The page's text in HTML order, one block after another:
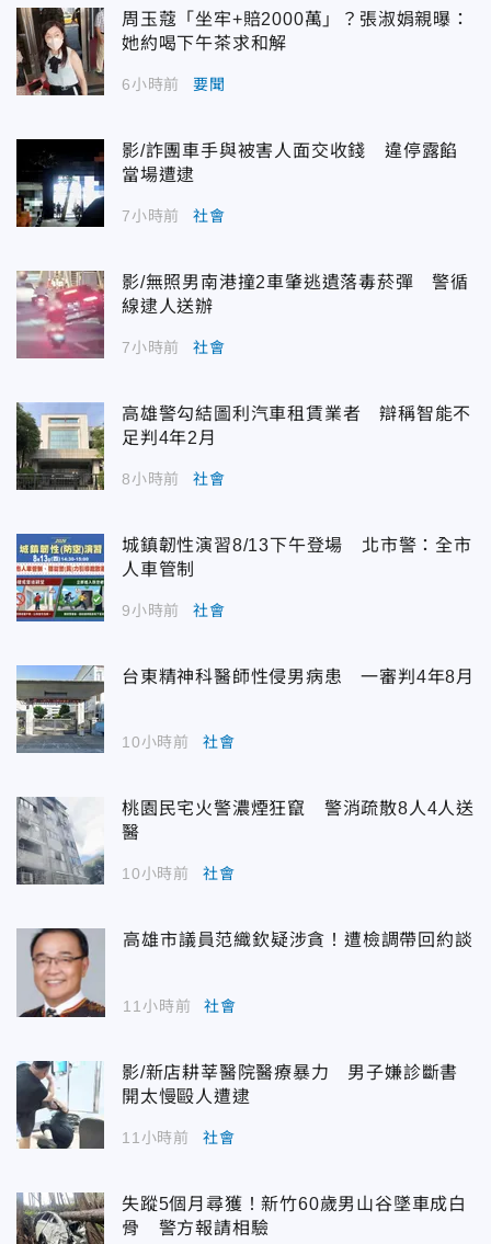
周玉蔻「坐牢+賠2000萬」？張淑娟親曝：
她約喝下午茶求和解
6小時前 要聞
影/詐團車手與被害人面交收錢 違停露餡
當場遭逮
7小時前 社會
影/無照男南港撞2車肇逃遺落毒菸彈 警循
線逮人送辦
7小時前 社會
高雄警勾結圖利汽車租賃業者 辯稱智能不
足判4年2月
8小時前 社會
城鎮韌性演習8/13下午登場 北市警：全市
人車管制
9小時前 社會
台東精神科醫師性侵男病患 一審判4年8月
10小時前 社會
桃園民宅火警濃煙狂竄 警消疏散8人4人送
醫
10小時前 社會
高雄市議員范織欽疑涉貪！遭檢調帶回約談
11小時前 社會
影/新店耕莘醫院醫療暴力 男子嫌診斷書
開太慢毆人遭逮
11小時前 社會
失蹤5個月尋獲！新竹60歲男山谷墜車成白
骨 警方報請相驗